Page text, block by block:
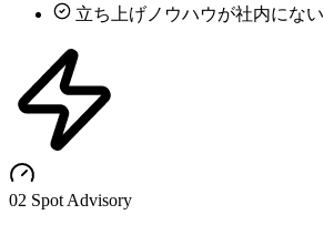
立ち上げノウハウが社内にない
02 Spot Advisory